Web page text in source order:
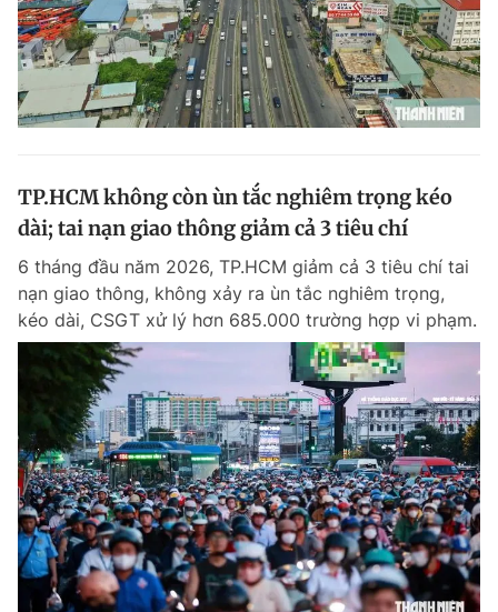
TP.HCM không còn ùn tắc nghiêm trọng kéo
dài; tai nạn giao thông giảm cả 3 tiêu chí
6 tháng đầu năm 2026, TP.HCM giảm cả 3 tiêu chí tai
nạn giao thông, không xảy ra ùn tắc nghiêm trọng,
kéo dài, CSGT xử lý hơn 685.000 trường hợp vi phạm.